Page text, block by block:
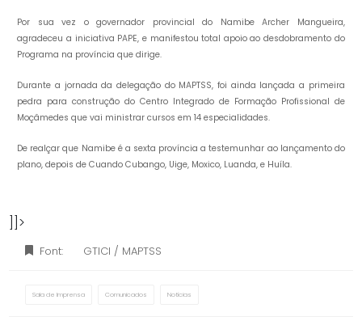
Por sua vez o governador provincial do Namibe Archer Mangueira,
agradeceu a iniciativa PAPE, e manifestou total apoio ao desdobramento do
Programa na província que dirige.
Durante a jornada da delegação do MAPTSS, foi ainda lançada a primeira
pedra para construção do Centro Integrado de Formação Profissional de
Moçâmedes que vai ministrar cursos em 14 especialidades.
De realçar que Namibe é a sexta província a testemunhar ao lançamento do
plano, depois de Cuando Cubango, Uige, Moxico, Luanda, e Huíla.
]]>
Font: GTICI / MAPTSS
Sala de Imprensa Comunicados Notícias